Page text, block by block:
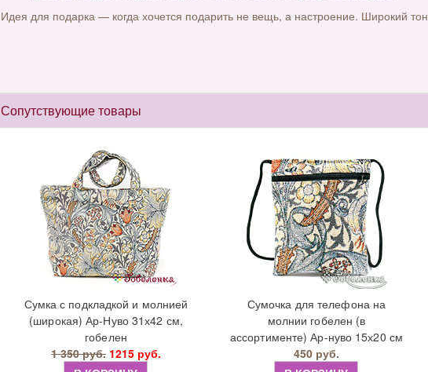
Идея для подарка — когда хочется подарить не вещь, а настроение. Широкий
Сопутствующие товары
Сумка с подкладкой и молнией
(широкая) Ар-Нуво 31х42 см,
гобелен
1 350 руб. 1215 руб.
Сумочка для телефона на
молнии гобелен (в
ассортименте) Ар-нуво 15х20 см
450 руб.